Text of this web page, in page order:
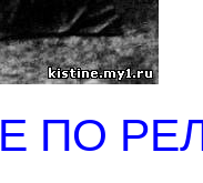
ПО